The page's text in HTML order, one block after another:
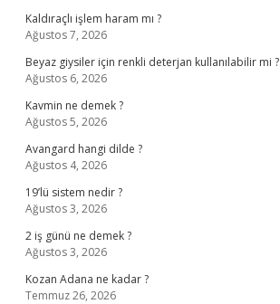
Kaldıraçlı işlem haram mı ?
Ağustos 7, 2026
Beyaz giysiler için renkli deterjan kullanılabilir mi ?
Ağustos 6, 2026
Kavmin ne demek ?
Ağustos 5, 2026
Avangard hangi dilde ?
Ağustos 4, 2026
19’lü sistem nedir ?
Ağustos 3, 2026
2 iş günü ne demek ?
Ağustos 3, 2026
Kozan Adana ne kadar ?
Temmuz 26, 2026